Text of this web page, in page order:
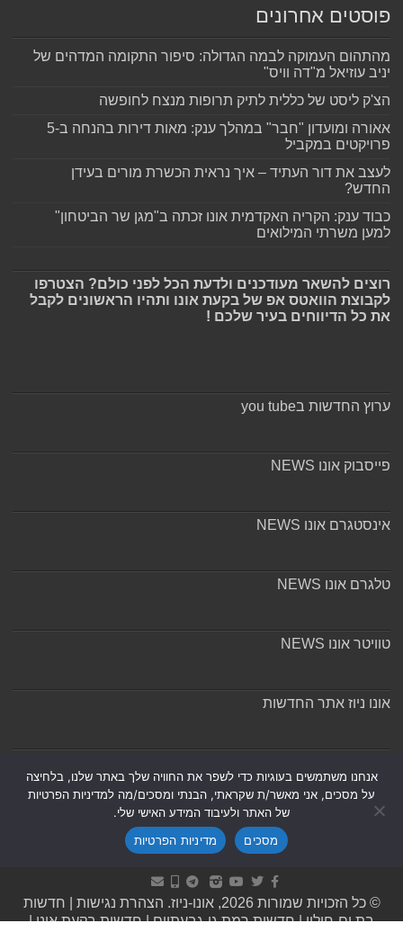
פוסטים אחרונים
מהתהום העמוקה לבמה הגדולה: סיפור התקומה המדהים של
יניב עוזיאל מ"דה וויס"
הצ'ק ליסט של כללית לתיק תרופות מנצח לחופשה
אאורה ומועדון "חבר" במהלך ענק: מאות דירות בהנחה ב-5
פרויקטים במקביל
לעצב את דור העתיד – איך נראית הכשרת מורים בעידן
החדש?
כבוד ענק: הקריה האקדמית אונו זכתה ב"מגן שר הביטחון"
למען משרתי המילואים
רוצים להשאר מעודכנים ולדעת הכל לפני כולם? הצטרפו
לקבוצת הוואטס אפ של בקעת אונו ותהיו הראשונים לקבל
את כל הדיווחים בעיר שלכם !
ערוץ החדשות בyou tube
פייסבוק אונו NEWS
אינסטגרם אונו NEWS
טלגרם אונו NEWS
טוויטר אונו NEWS
אונו ניוז אתר החדשות
© כל הזכויות שמורות 2026, אונו-ניוז. הצהרת נגישות
חדשות
בת ים-חולון|חדשות רמת גן-גבעתיים|חדשות בקעת אונו|
אנחנו משתמשים בעוגיות כדי לשפר את החוויה שלך באתר שלנו, בלחיצה
על מסכים, אני מאשר/ת שקראתי, הבנתי ומסכים/מה למדיניות הפרטיות
של האתר ולעיבוד המידע האישי שלי.
מסכים
מדיניות הפרטיות